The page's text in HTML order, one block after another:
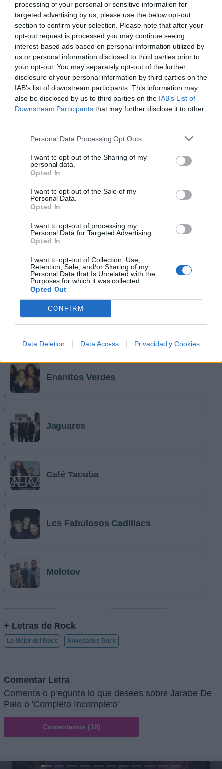
processing of your personal or sensitive information for
targeted advertising by us, please use the below opt-out
section to confirm your selection. Please note that after your
opt-out request is processed you may continue seeing
interest-based ads based on personal information utilized by
us or personal information disclosed to third parties prior to
your opt-out. You may separately opt-out of the further
disclosure of your personal information by third parties on the
IAB’s list of downstream participants. This information may
also be disclosed by us to third parties on the IAB’s List of
Downstream Participants that may further disclose it to other
Personal Data Processing Opt Outs
I want to opt-out of the Sharing of my
personal data.
Opted In
I want to opt-out of the Sale of my
Personal Data.
Opted In
I want to opt-out of processing my
Personal Data for Targeted Advertising.
Opted In
I want to opt-out of Collection, Use,
Retention, Sale, and/or Sharing of my
Personal Data that Is Unrelated with the
Purposes for which it was collected.
Opted Out
CONFIRM
Data Deletion Data Access Privacidad y Cookies
Ranking de Jarabe De Palo TOP Música
Música Relacionada
Enrique Bunbury
Andrés Calamaro
Enanitos Verdes
Jaguares
Café Tacuba
Los Fabulosos Cadillacs
Molotov
+ Letras de Rock
Lo Mejor del Rock Novedades Rock
Comentar Letra
Comenta o pregunta lo que desees sobre Jarabe De
Palo o 'Completo Incompleto'
Comentarios (18)